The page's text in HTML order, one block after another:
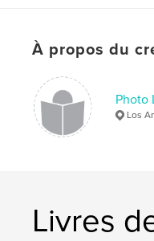
À propos du
Photo
Los
Livres